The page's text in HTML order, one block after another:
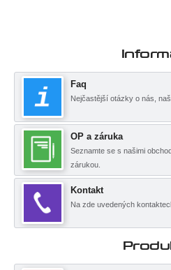
Faq
Nejčastější otázky o nás,
OP a záruka
Seznamte se s našimi
zárukou.
Kontakt
Na zde uvedených